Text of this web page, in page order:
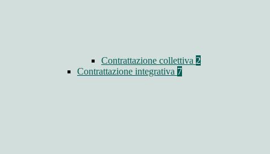
Contrattazione collettiva 2
Contrattazione integrativa 7